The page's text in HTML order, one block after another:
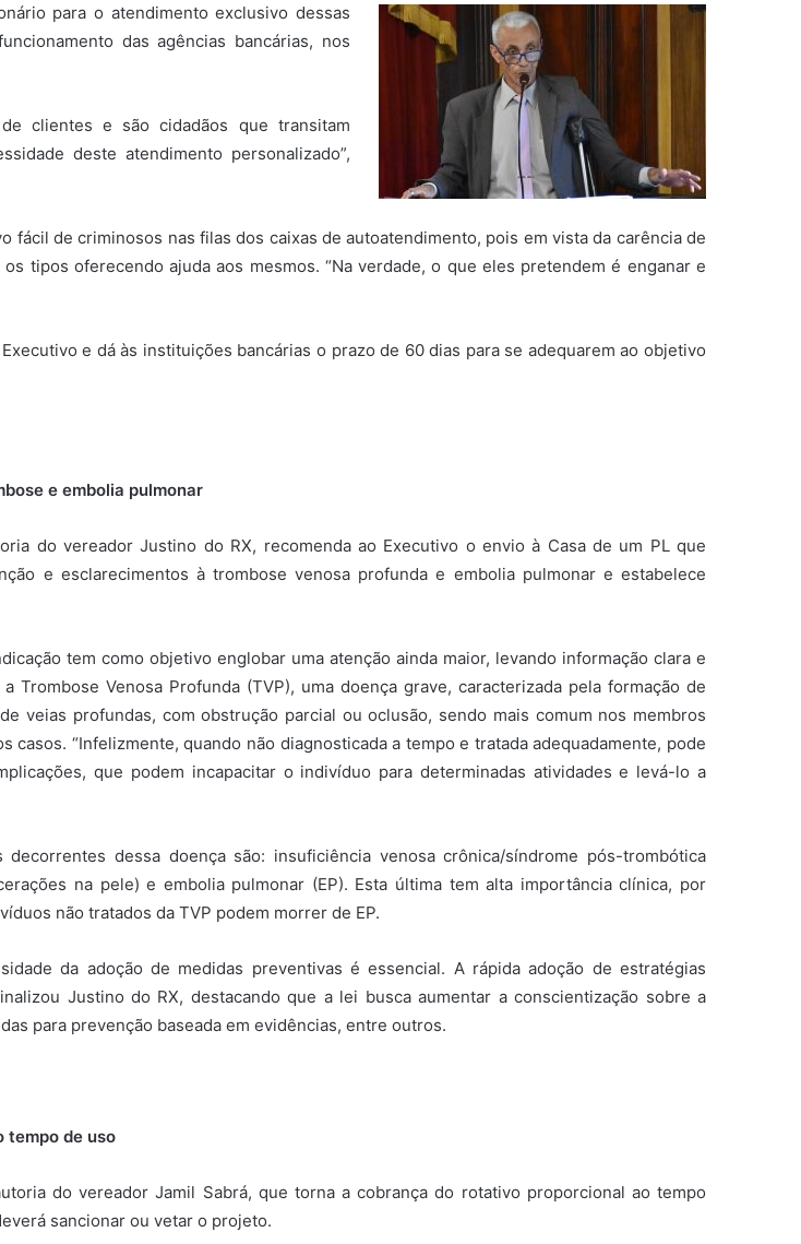
para o atendimento exclusivo dessas
das agências bancárias, nos
clientes e são cidadãos que transitam
deste atendimento personalizado”,
fácil de criminosos nas filas dos caixas de autoatendimento, pois em vista da carência de
tipos oferecendo ajuda aos mesmos. “Na verdade, o que eles pretendem é enganar e
e dá às instituições bancárias o prazo de 60 dias para se adequarem ao objetivo
e embolia pulmonar
do vereador Justino do RX, recomenda ao Executivo o envio à Casa de um PL que
e esclarecimentos à trombose venosa profunda e embolia pulmonar e estabelece
tem como objetivo englobar uma atenção ainda maior, levando informação clara e
Trombose Venosa Profunda (TVP), uma doença grave, caracterizada pela formação de
veias profundas, com obstrução parcial ou oclusão, sendo mais comum nos membros
casos. “Infelizmente, quando não diagnosticada a tempo e tratada adequadamente, pode
que podem incapacitar o indivíduo para determinadas atividades e levá-lo a
decorrentes dessa doença são: insuficiência venosa crônica/síndrome pós-trombótica
na pele) e embolia pulmonar (EP). Esta última tem alta importância clínica, por
não tratados da TVP podem morrer de EP.
da adoção de medidas preventivas é essencial. A rápida adoção de estratégias
Justino do RX, destacando que a lei busca aumentar a conscientização sobre a
para prevenção baseada em evidências, entre outros.
tempo de uso
do vereador Jamil Sabrá, que torna a cobrança do rotativo proporcional ao tempo
sancionar ou vetar o projeto.